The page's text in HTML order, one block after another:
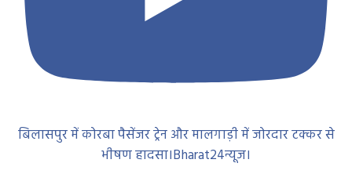
बिलासपुर में कोरबा पैसेंजर ट्रेन और मालगाड़ी में जोरदार टक्कर से
भीषण हादसा।Bharat24न्यूज।